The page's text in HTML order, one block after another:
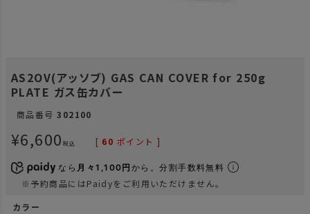
AS2OV(アッソブ) GAS CAN COVER for 250g
PLATE ガス缶カバー
商品番号 302100
¥6,600 税込 [ 60 ポイント ]
なら 月々1,100円 から。分割手数料無料
※予約商品にはPaidyをご利用いただけません。
カラー